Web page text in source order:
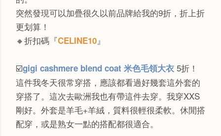
突然發現可以加疊很久以前品牌給我的9折，折上折
更划算！
🔸折扣碼『CELINE10』
☑️gigi cashmere blend coat 米色毛領大衣 5折！
這件我冬天很常穿搭，應該都看過好幾套這外套的
穿搭了。這次去歐洲我也有帶這件去穿。 我穿XXS
剛好。外套是羊毛+羊絨，質料很輕很柔軟。休閒搭
配穿，或是熟女一點的搭配都很適合。